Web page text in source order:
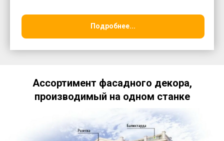
Подробнее...
Ассортимент фасадного декора,
производимый на одном станке